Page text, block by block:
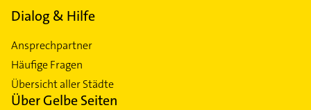
Dialog & Hilfe
Ansprechpartner
Häufige Fragen
Übersicht aller Städte
Über Gelbe Seiten